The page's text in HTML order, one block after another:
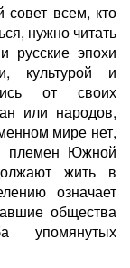
всем, кто
нужно читать
русские эпохи
культурой и
от своих
или народов,
мире нет,
племен Южной
жить в
означает
общества
упомянутых